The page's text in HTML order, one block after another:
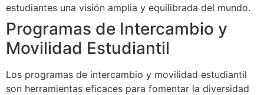
estudiantes una visión amplia y equilibrada del mundo.
Programas de Intercambio y
Movilidad Estudiantil
Los programas de intercambio y movilidad estudiantil
son herramientas eficaces para fomentar la diversidad